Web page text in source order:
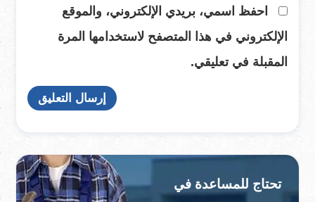
احفظ اسمي، بريدي الإلكتروني، والموقع
الإلكتروني في هذا المتصفح لاستخدامها المرة
المقبلة في تعليقي.
تحتاج للمساعدة في